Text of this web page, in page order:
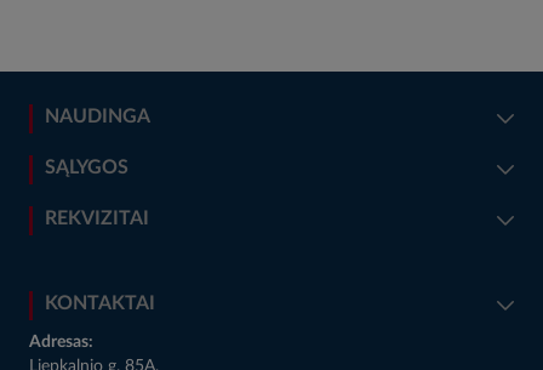
NAUDINGA
SĄLYGOS
REKVIZITAI
KONTAKTAI
Adresas: